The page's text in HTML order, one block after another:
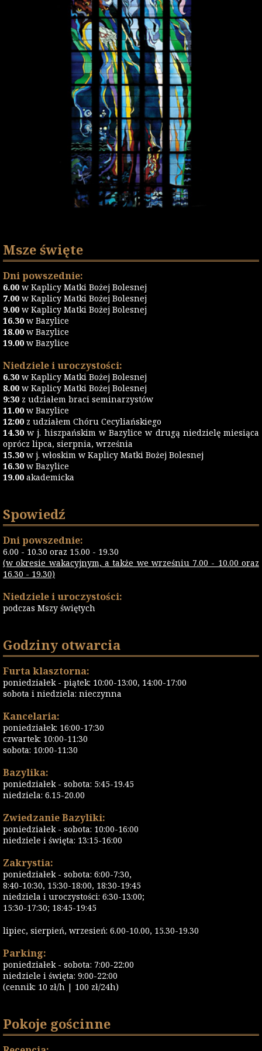
Msze święte
Dni powszednie:
6.00 w Kaplicy Matki Bożej Bolesnej
7.00 w Kaplicy Matki Bożej Bolesnej
9.00 w Kaplicy Matki Bożej Bolesnej
16.30 w Bazylice
18.00 w Bazylice
19.00 w Bazylice
Niedziele i uroczystości:
6.30 w Kaplicy Matki Bożej Bolesnej
8.00 w Kaplicy Matki Bożej Bolesnej
9:30 z udziałem braci seminarzystów
11.00 w Bazylice
12:00 z udziałem Chóru Cecyliańskiego
14.30 w j. hiszpańskim w Bazylice w drugą niedzielę miesiąca
oprócz lipca, sierpnia, września
15.30 w j. włoskim w Kaplicy Matki Bożej Bolesnej
16.30 w Bazylice
19.00 akademicka
Spowiedź
Dni powszednie:
6.00 - 10.30 oraz 15.00 - 19.30
(w okresie wakacyjnym, a także we wrześniu 7.00 - 10.00 oraz
16.30 - 19.30)
Niedziele i uroczystości:
podczas Mszy świętych
Godziny otwarcia
Furta klasztorna:
poniedziałek - piątek: 10:00-13:00, 14:00-17:00
sobota i niedziela: nieczynna
Kancelaria:
poniedziałek: 16:00-17:30
czwartek: 10:00-11:30
sobota: 10:00-11:30
Bazylika:
poniedziałek - sobota: 5:45-19.45
niedziela: 6.15-20.00
Zwiedzanie Bazyliki:
poniedziałek - sobota: 10:00-16:00
niedziele i święta: 13:15-16:00
Zakrystia:
poniedziałek - sobota: 6:00-7:30,
8:40-10:30, 15:30-18:00, 18:30-19:45
niedziela i uroczystości: 6:30-13:00;
15:30-17:30; 18:45-19:45
lipiec, sierpień, wrzesień: 6.00-10.00, 15.30-19.30
Parking:
poniedziałek - sobota: 7:00-22:00
niedziele i święta: 9:00-22:00
(cennik: 10 zł/h | 100 zł/24h)
Pokoje gościnne